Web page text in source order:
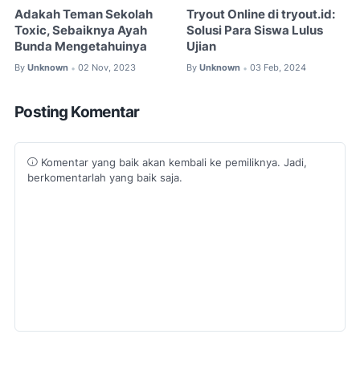
Adakah Teman Sekolah
Toxic, Sebaiknya Ayah
Bunda Mengetahuinya
By Unknown • 02 Nov, 2023
Tryout Online di tryout.id:
Solusi Para Siswa Lulus
Ujian
By Unknown • 03 Feb, 2024
Posting Komentar
Komentar yang baik akan kembali ke pemiliknya. Jadi,
berkomentarlah yang baik saja.